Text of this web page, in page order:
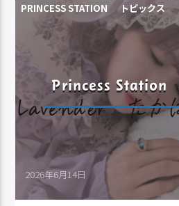
PRINCESS STATION トピックス
Princess
2026年6月14日